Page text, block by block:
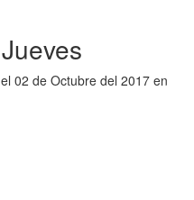
02 de Octubre del 2017 en